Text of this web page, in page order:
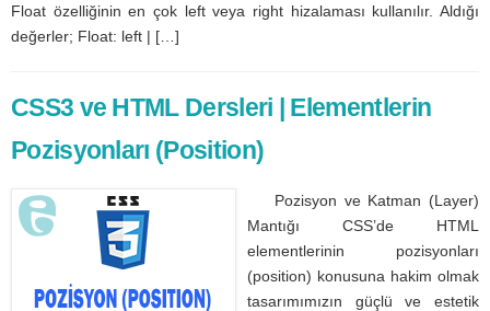
Float özelliğinin en çok left veya right hizalaması kullanılır. Aldığı
değerler; Float: left | […]
CSS3 ve HTML Dersleri | Elementlerin
Pozisyonları (Position)
Pozisyon ve Katman (Layer)
Mantığı CSS’de HTML
elementlerinin pozisyonları
(position) konusuna hakim olmak
tasarımımızın güçlü ve estetik